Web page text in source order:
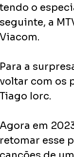
tendo o
seguinte, a
Viacom.
Para a
voltar com os
Tiago Iorc.
Agora em
retomar esse